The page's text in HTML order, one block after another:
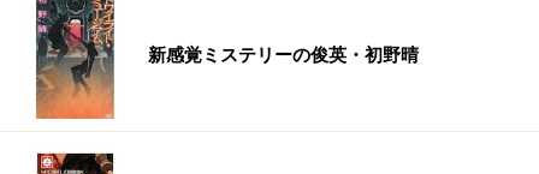
新感覚ミステリーの俊英・初野晴